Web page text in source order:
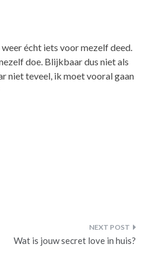
écht iets voor mezelf deed.
doe. Blijkbaar dus niet als
niet teveel, ik moet vooral gaan
Wat is jouw secret love in huis?